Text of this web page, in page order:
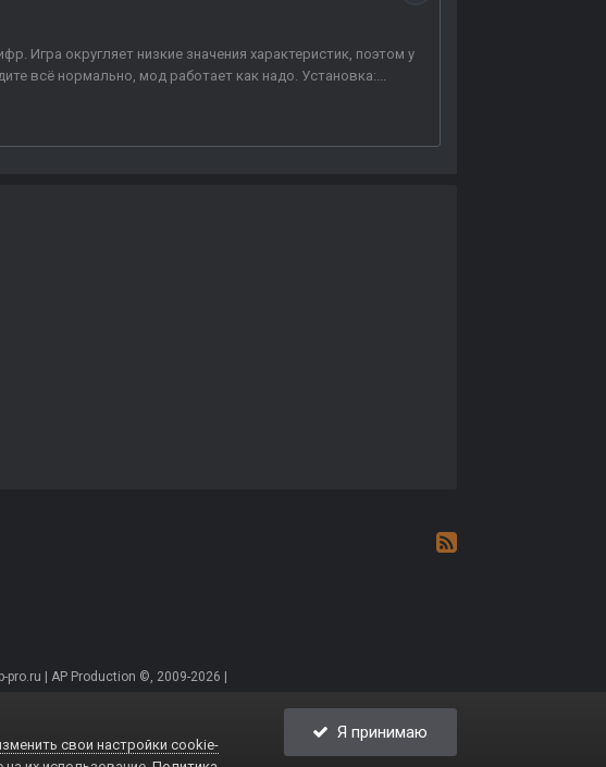
Игра округляет низкие значения характеристик, поэтом у
всё нормально, мод работает как надо. Установка:...
| AP Production ©, 2009-2026 |
свои настройки cookie-
Я принимаю